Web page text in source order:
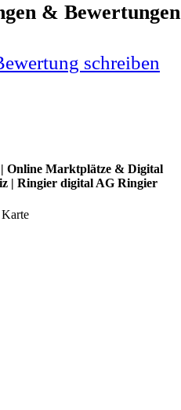
&
schreiben
Online Marktplätze & Digital
| Ringier digital AG Ringier
Karte